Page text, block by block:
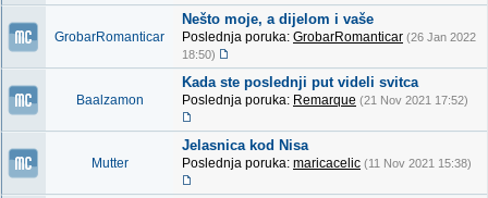
GrobarRomanticar
Nešto moje, a dijelom i vaše
Poslednja poruka: GrobarRomanticar (26 Jan 2022
18:50)
Baalzamon
Kada ste poslednji put videli svitca
Poslednja poruka: Remarque (21 Nov 2021 17:52)
Mutter
Jelasnica kod Nisa
Poslednja poruka: maricacelic (11 Nov 2021 15:38)